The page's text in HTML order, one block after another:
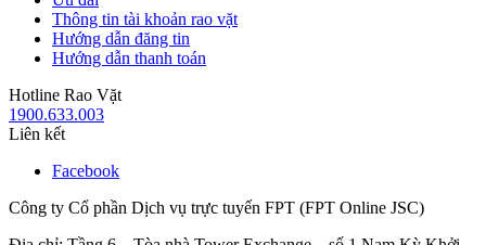
Thông tin tài khoản rao vặt
Hướng dẫn đăng tin
Hướng dẫn thanh toán
Hotline Rao Vặt
1900.633.003
Liên kết
Facebook
Công ty Cổ phần Dịch vụ trực tuyến FPT (FPT Online JSC)